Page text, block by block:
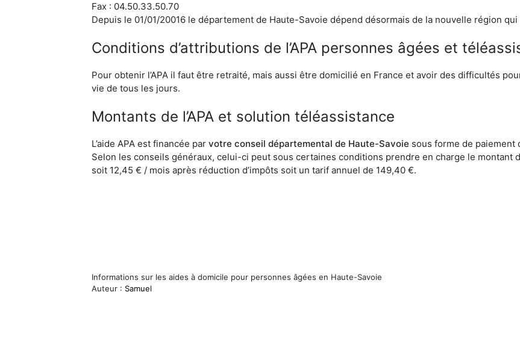
Fax : 04.50.33.50.70
Depuis le 01/01/20016 le département de Haute-Savoie dépend désormais de la nouvelle région
Conditions d’attributions de l’APA personnes âgées et
Pour obtenir l’APA il faut être retraité, mais aussi être domicilié en France et avoir des difficultés
vie de tous les jours.
Montants de l’APA et solution téléassistance
L’aide APA est financée par votre conseil départemental de Haute-Savoie sous forme de paiement
Selon les conseils généraux, celui-ci peut sous certaines conditions prendre en charge le montant
soit 12,45 € / mois après réduction d’impôts soit un tarif annuel de 149,40 €.
Informations sur les aides à domicile pour personnes âgées en Haute-Savoie
Auteur : Samuel